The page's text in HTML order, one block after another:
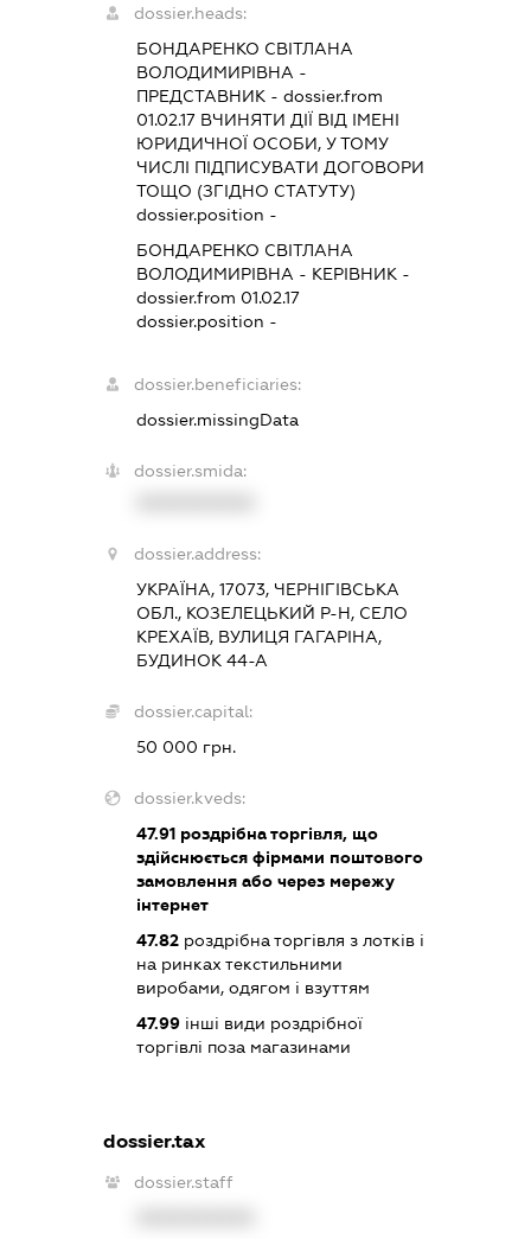
dossier.heads:
БОНДАРЕНКО СВІТЛАНА
ВОЛОДИМИРІВНА -
ПРЕДСТАВНИК - dossier.from
01.02.17 ВЧИНЯТИ ДІЇ ВІД ІМЕНІ
ЮРИДИЧНОЇ ОСОБИ, У ТОМУ
ЧИСЛІ ПІДПИСУВАТИ ДОГОВОРИ
ТОЩО (ЗГІДНО СТАТУТУ)
dossier.position -
БОНДАРЕНКО СВІТЛАНА
ВОЛОДИМИРІВНА - КЕРІВНИК -
dossier.from 01.02.17
dossier.position -
dossier.beneficiaries:
dossier.missingData
dossier.smida:
dossier.address:
УКРАЇНА, 17073, ЧЕРНІГІВСЬКА
ОБЛ., КОЗЕЛЕЦЬКИЙ Р-Н, СЕЛО
КРЕХАЇВ, ВУЛИЦЯ ГАГАРІНА,
БУДИНОК 44-А
dossier.capital:
50 000 грн.
dossier.kveds:
47.91 роздрібна торгівля, що
здійснюється фірмами поштового
замовлення або через мережу
інтернет
47.82 роздрібна торгівля з лотків і
на ринках текстильними
виробами, одягом і взуттям
47.99 інші види роздрібної
торгівлі поза магазинами
dossier.tax
dossier.staff